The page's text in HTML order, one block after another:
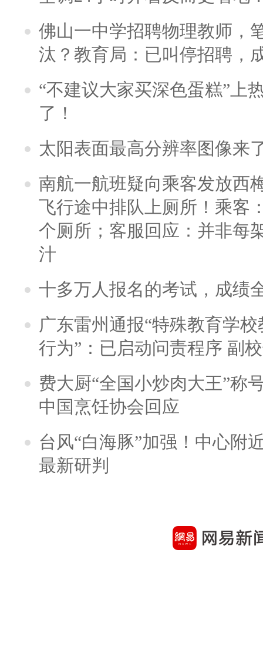
佛山一中学招聘物理教师，
汰？教育局：已叫停招聘，
“不建议大家买深色蛋糕”上
了！
太阳表面最高分辨率图像来
南航一航班疑向乘客发放西
飞行途中排队上厕所！乘客
个厕所；客服回应：并非每
汁
十多万人报名的考试，成绩
广东雷州通报“特殊教育学
行为”：已启动问责程序 副
费大厨“全国小炒肉大王”称
中国烹饪协会回应
台风“白海豚”加强！中心附
最新研判